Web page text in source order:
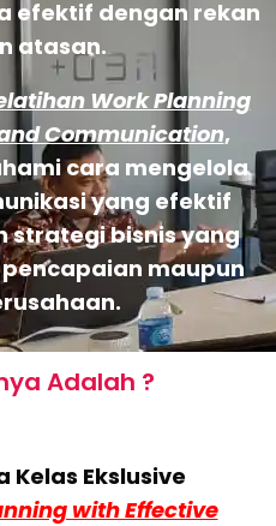
efektif dengan rekan
atasan.
Work Planning
Communication,
cara mengelola
yang efektif
strategi bisnis yang
maupun
Adalah ?
Kelas Ekslusive
with Effective